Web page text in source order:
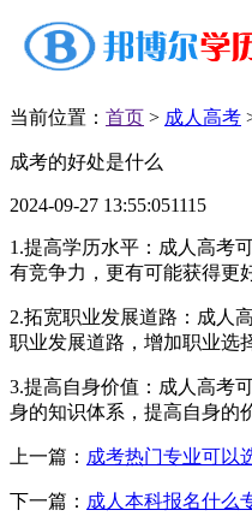
当前位置： 首页 > 成人高考
成考的好处是什么
2024-09-27 13:55:051115
1.提高学历水平：成人高考
有竞争力，更有可能获得更
2.拓宽职业发展道路：成人
职业发展道路，增加职业选
3.提高自身价值：成人高考
身的知识体系，提高自身的
上一篇： 成考热门专业可以
下一篇： 成人本科报名什么